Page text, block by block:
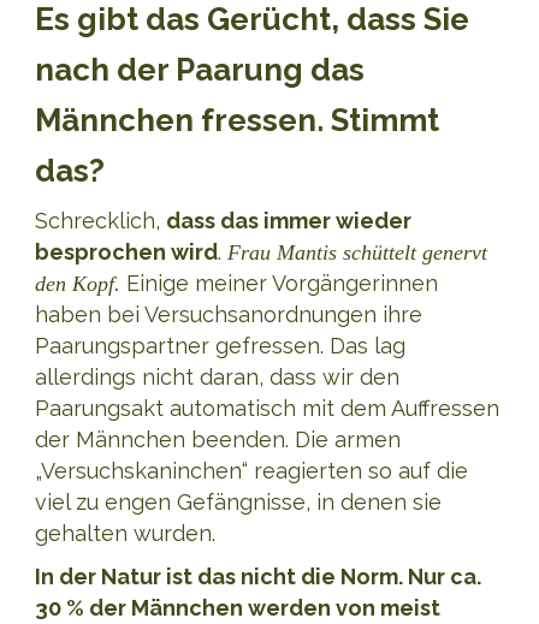
Es gibt das Gerücht, dass Sie
nach der Paarung das
Männchen fressen. Stimmt
das?
Schrecklich, dass das immer wieder
besprochen wird. Frau Mantis schüttelt genervt
den Kopf. Einige meiner Vorgängerinnen
haben bei Versuchsanordnungen ihre
Paarungspartner gefressen. Das lag
allerdings nicht daran, dass wir den
Paarungsakt automatisch mit dem Auffressen
der Männchen beenden. Die armen
„Versuchskaninchen“ reagierten so auf die
viel zu engen Gefängnisse, in denen sie
gehalten wurden.
In der Natur ist das nicht die Norm. Nur ca.
30 % der Männchen werden von meist